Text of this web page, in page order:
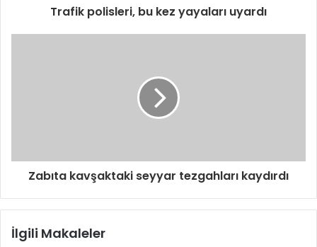
Trafik polisleri, bu kez yayaları uyardı
Zabıta kavşaktaki seyyar tezgahları kaydırdı
İlgili Makaleler